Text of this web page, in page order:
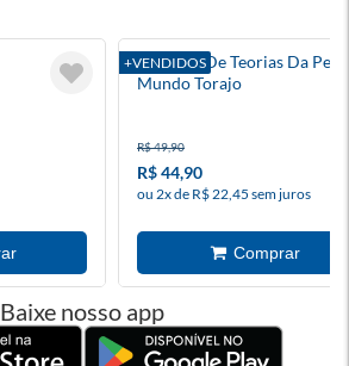
+VENDIDOS
Caderno De Teorias Da
Mundo Torajo
R$ 49,90
R$ 44,90
ou 2x de R$ 22,45 sem juros
Baixe nosso app